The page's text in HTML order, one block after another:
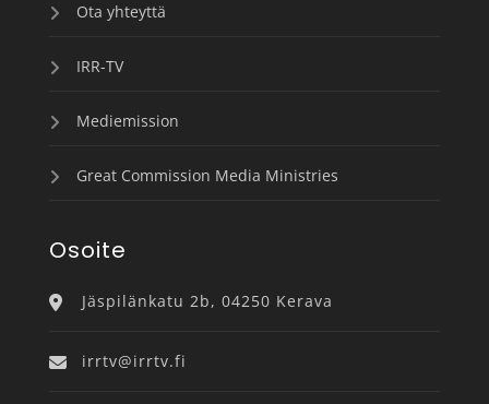
Ota yhteyttä
IRR-TV
Mediemission
Great Commission Media Ministries
Osoite
Jäspilänkatu 2b, 04250 Kerava
irrtv@irrtv.fi